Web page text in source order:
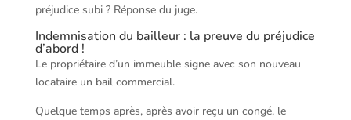
préjudice subi ? Réponse du juge.
Indemnisation du bailleur : la preuve du préjudice
d’abord !
Le propriétaire d’un immeuble signe avec son nouveau
locataire un bail commercial.
Quelque temps après, après avoir reçu un congé, le